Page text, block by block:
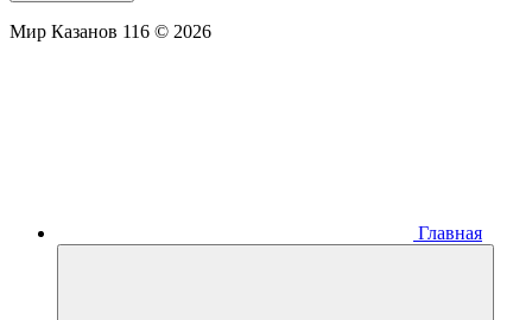
Мир Казанов 116 © 2026
Главная